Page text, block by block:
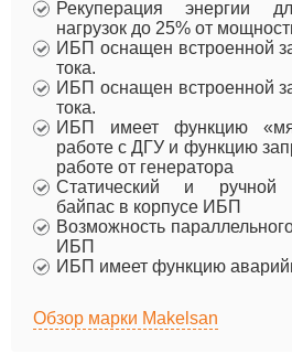
Рекуперация энергии
нагрузок до 25% от
ИБП оснащен встроенной
тока.
ИБП оснащен встроенной
тока.
ИБП имеет функцию
работе с ДГУ и функцию
работе от генератора
Статический и ручной
байпас в корпусе ИБП
Возможность
ИБП
ИБП имеет функцию
Обзор марки Makelsan